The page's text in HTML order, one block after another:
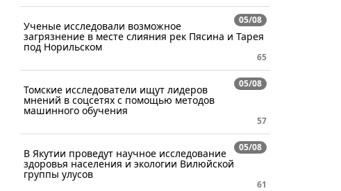
05/08
Ученые исследовали возможное
загрязнение в месте слияния рек Пясина и Тарея
под Норильском
65
05/08
Томские исследователи ищут лидеров
мнений в соцсетях с помощью методов
машинного обучения
57
05/08
В Якутии проведут научное исследование
здоровья населения и экологии Вилюйской
группы улусов
61